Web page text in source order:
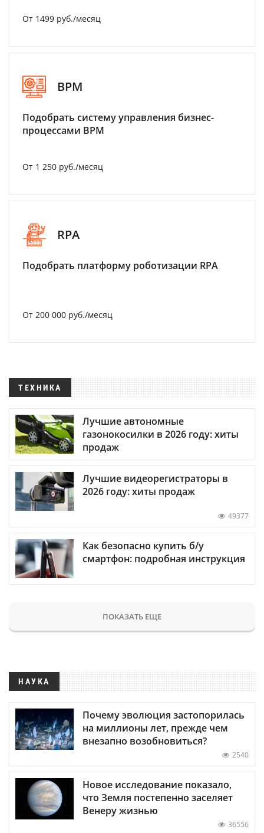
От 1499 руб./месяц
BPM
Подобрать систему управления бизнес-
процессами BPM
От 1 250 руб./месяц
RPA
Подобрать платформу роботизации RPA
От 200 000 руб./месяц
ТЕХНИКА
Лучшие автономные
газонокосилки в 2026 году: хиты
продаж
Лучшие видеорегистраторы в
2026 году: хиты продаж
49377
Как безопасно купить б/у
смартфон: подробная инструкция
ПОКАЗАТЬ ЕЩЕ
НАУКА
Почему эволюция застопорилась
на миллионы лет, прежде чем
внезапно возобновиться?
2540
Новое исследование показало,
что Земля постепенно заселяет
Венеру жизнью
36556